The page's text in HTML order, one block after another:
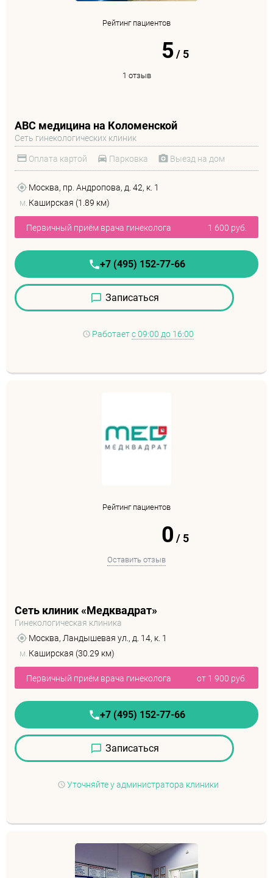
Рейтинг пациентов
5/ 5
1 отзыв
ABC медицина на Коломенской
Сеть гинекологических клиник
Оплата картой Парковка Выезд на дом
Москва, пр. Андропова, д. 42, к. 1
м. Каширская (1.89 км)
Первичный приём врача гинеколога 1 600 руб.
+7 (495) 152-77-66
Записаться
Работаетс 09:00 до 16:00
Рейтинг пациентов
0 / 5
Оставить отзыв
Сеть клиник «Медквадрат»
Гинекологическая клиника
Москва, Ландышевая ул., д. 14, к. 1
м. Каширская (30.29 км)
Первичный приём врача гинеколога от 1 900 руб.
+7 (495) 152-77-66
Записаться
Уточняйте у администратора клиники